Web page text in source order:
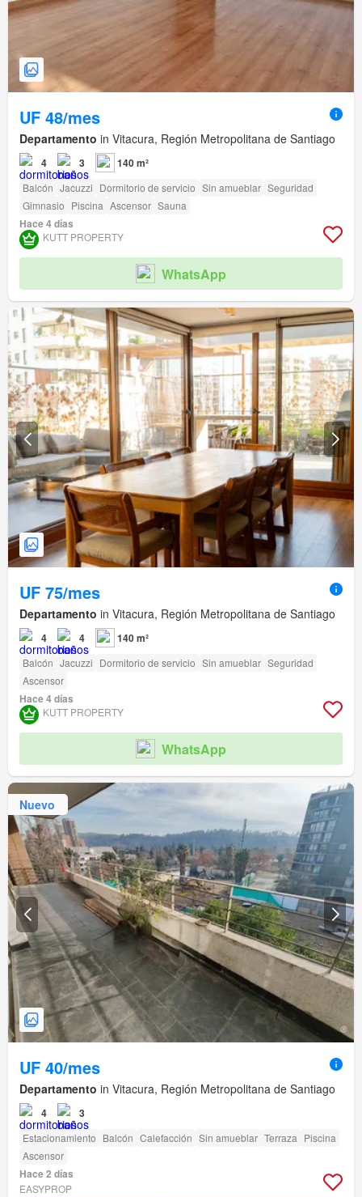
UF 48/mes
Departamento in Vitacura, Región Metropolitana de Santiago
4 3 140 m²
Balcón Jacuzzi Dormitorio de servicio Sin amueblar Seguridad
Gimnasio Piscina Ascensor Sauna
Hace 4 días
KUTT PROPERTY
WhatsApp
UF 75/mes
Departamento in Vitacura, Región Metropolitana de Santiago
4 4 140 m²
Balcón Jacuzzi Dormitorio de servicio Sin amueblar Seguridad
Ascensor
Hace 4 días
KUTT PROPERTY
WhatsApp
Nuevo
UF 40/mes
Departamento in Vitacura, Región Metropolitana de Santiago
4 3
Estacionamiento Balcón Calefacción Sin amueblar Terraza Piscina
Ascensor
Hace 2 días
EASYPROP